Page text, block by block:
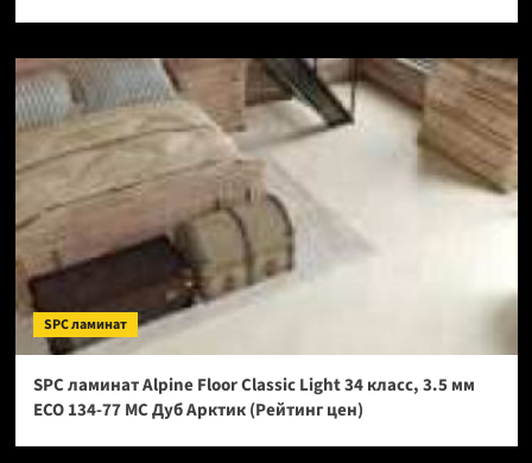
SPC ламинат
SPC ламинат Alpine Floor Classic Light 34 класс, 3.5 мм
ECO 134-77 МС Дуб Арктик (Рейтинг цен)